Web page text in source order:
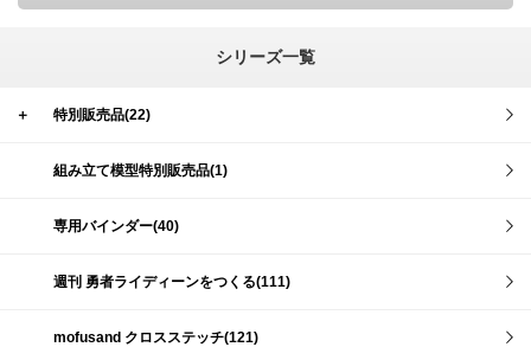
シリーズ一覧
＋ 特別販売品(22)
組み立て模型特別販売品(1)
専用バインダー(40)
週刊 勇者ライディーンをつくる(111)
mofusand クロスステッチ(121)